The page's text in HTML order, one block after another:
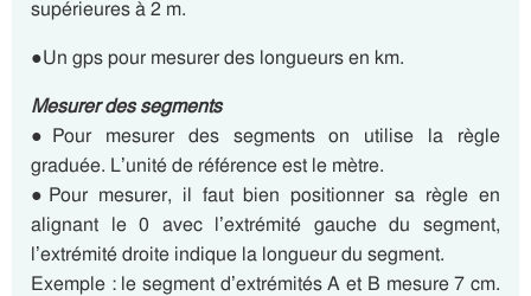
supérieures à 2 m.
●Un gps pour mesurer des longueurs en km.
Mesurer des segments
●Pour mesurer des segments on utilise la règle
graduée. L’unité de référence est le mètre.
●Pour mesurer, il faut bien positionner sa règle en
alignant le 0 avec l’extrémité gauche du segment,
l’extrémité droite indique la longueur du segment.
Exemple : le segment d’extrémités A et B mesure 7 cm.